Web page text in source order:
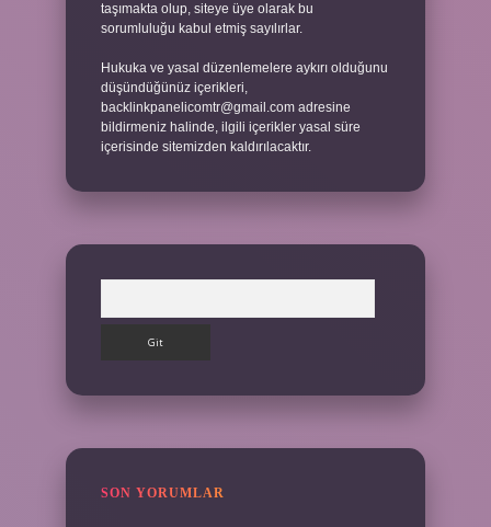
taşımakta olup, siteye üye olarak bu
sorumluluğu kabul etmiş sayılırlar.
Hukuka ve yasal düzenlemelere aykırı olduğunu
düşündüğünüz içerikleri,
backlinkpanelicomtr@gmail.com adresine
bildirmeniz halinde, ilgili içerikler yasal süre
içerisinde sitemizden kaldırılacaktır.
SON YORUMLAR